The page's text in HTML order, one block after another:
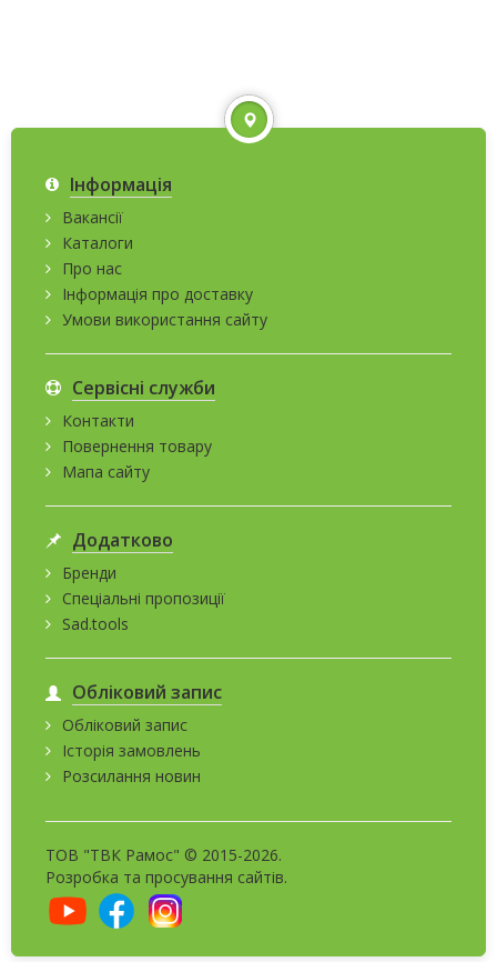
Інформація
Вакансії
Каталоги
Про нас
Інформація про доставку
Умови використання сайту
Сервісні служби
Контакти
Повернення товару
Мапа сайту
Додатково
Бренди
Спеціальні пропозиції
Sad.tools
Обліковий запис
Обліковий запис
Історія замовлень
Розсилання новин
ТОВ "ТВК Рамос" © 2015-2026.
Розробка та просування сайтів.